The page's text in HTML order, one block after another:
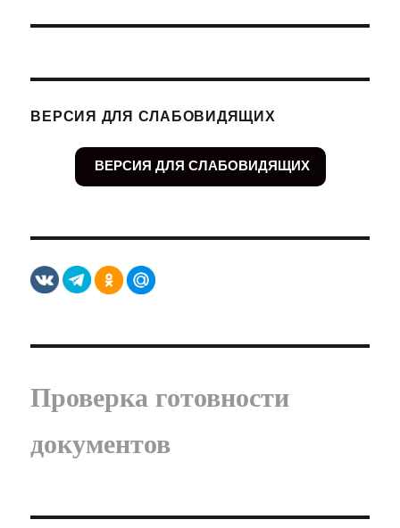
ВЕРСИЯ ДЛЯ СЛАБОВИДЯЩИХ
ВЕРСИЯ ДЛЯ СЛАБОВИДЯЩИХ
Проверка готовности
документов